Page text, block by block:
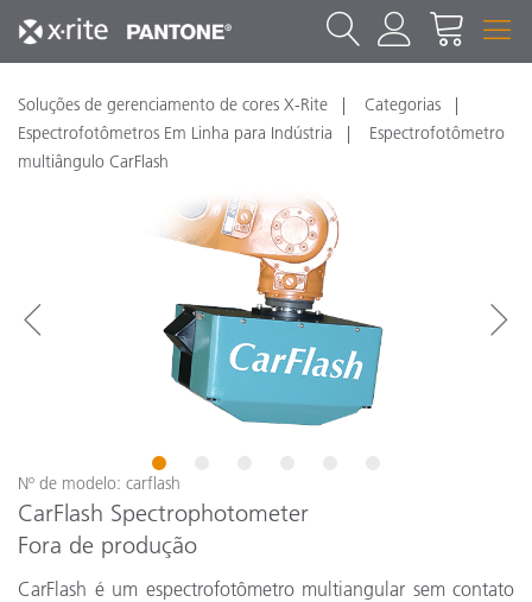
Soluções de gerenciamento de cores X-Rite
Categorias
Espectrofotômetros Em Linha para Indústria
Espectrofotômetro
multiângulo CarFlash
1
Nº de modelo: carflash
CarFlash Spectrophotometer
Fora de produção
CarFlash é um espectrofotômetro multiangular sem contato